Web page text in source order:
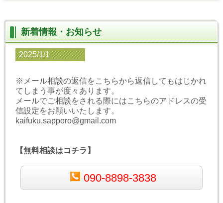
新着情報・お知らせ
2025/1/1
※メール相談の返信をこちらから返信してもはじかれ
てしまう事が度々あります。
メールでご相談をされる際にはこちらのアドレスの受
信設定をお願いいたします。
kaifuku.sapporo@gmail.com
【無料相談はコチラ】
090-8898-3838